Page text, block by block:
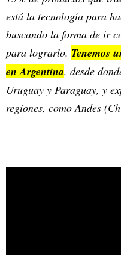
está la tecnología para
buscando la forma de ir
para lograrlo. Tenemos
en Argentina, desde
Uruguay y Paraguay, y
regiones, como Andes